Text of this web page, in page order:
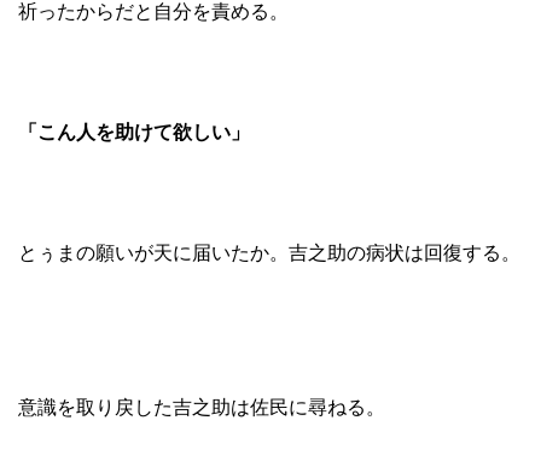
祈ったからだと自分を責める。
「こん人を助けて欲しい」
とぅまの願いが天に届いたか。吉之助の病状は回復する。
意識を取り戻した吉之助は佐民に尋ねる。